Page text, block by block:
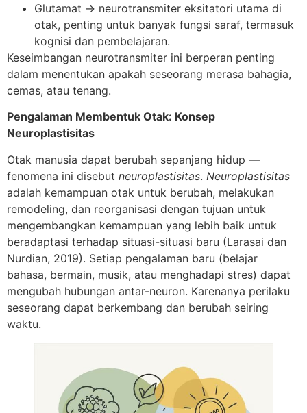
Glutamat → neurotransmiter eksitatori utama di
otak, penting untuk banyak fungsi saraf, termasuk
kognisi dan pembelajaran.
Keseimbangan neurotransmiter ini berperan penting
dalam menentukan apakah seseorang merasa bahagia,
cemas, atau tenang.
Pengalaman Membentuk Otak: Konsep
Neuroplastisitas
Otak manusia dapat berubah sepanjang hidup —
fenomena ini disebut neuroplastisitas. Neuroplastisitas
adalah kemampuan otak untuk berubah, melakukan
remodeling, dan reorganisasi dengan tujuan untuk
mengembangkan kemampuan yang lebih baik untuk
beradaptasi terhadap situasi-situasi baru (Larasai dan
Nurdian, 2019). Setiap pengalaman baru (belajar
bahasa, bermain, musik, atau menghadapi stres) dapat
mengubah hubungan antar-neuron. Karenanya perilaku
seseorang dapat berkembang dan berubah seiring
waktu.